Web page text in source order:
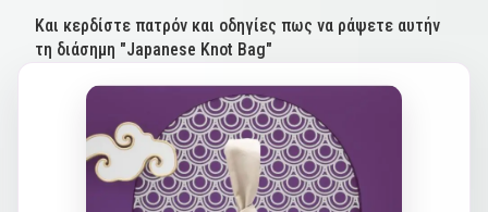
Και κερδίστε πατρόν και οδηγίες πως να ράψετε αυτήν
τη διάσημη "Japanese Knot Bag"